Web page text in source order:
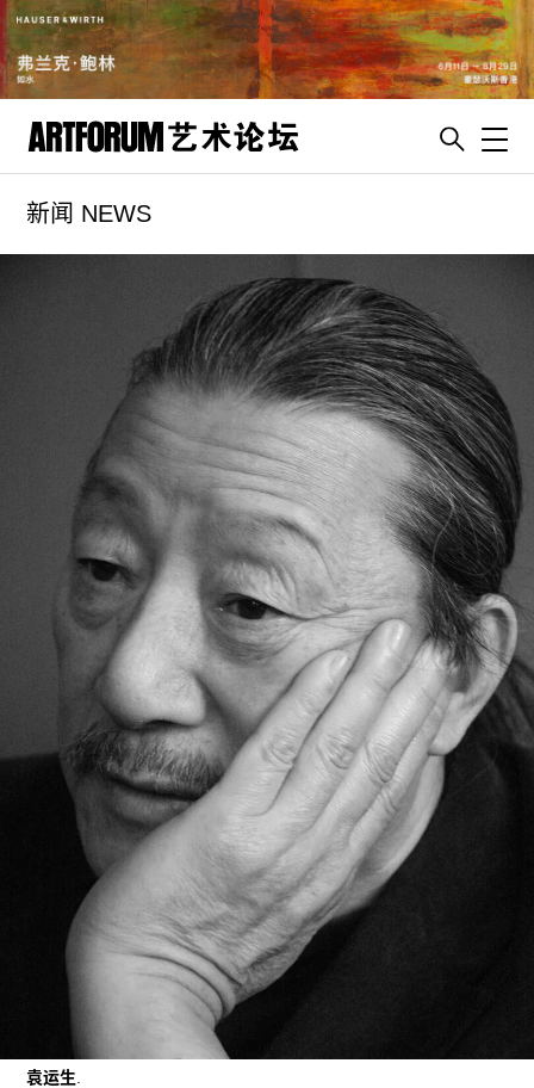
artguide
新闻
ENGLISH
ART & EDUCATION
往期内容
联系我们
关注我们
新闻 NEWS
袁运生